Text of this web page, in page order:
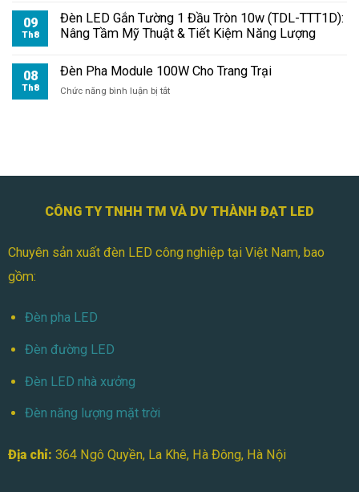
Pha
Module
Nhà
09
Th8
Đèn LED Gắn Tường 1 Đầu Tròn 10w (TDL-TTT1D):
Nâng Tầm Mỹ Thuật & Tiết Kiệm Năng Lượng
08
Th8
Đèn Pha Module 100W Cho Trang Trại
Chức năng bình luận bị tắtở
Trang
CÔNG TY TNHH TM VÀ DV THÀNH ĐẠT LED
Chuyên sản xuất đèn LED công nghiệp tại Việt Nam, bao
gồm:
Đèn pha LED
Đèn đường LED
Đèn LED nhà xưởng
Đèn năng lượng mặt trời
Địa chỉ: 364 Ngô Quyền, La Khê, Hà Đông, Hà Nội